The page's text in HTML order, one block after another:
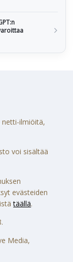
netti-ilmiöitä,
voi sisältää
evästeiden
täällä.
Media,